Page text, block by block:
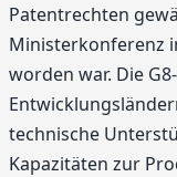
Patentrechten
Ministerkonferenz
worden war. Die
technische
Kapazitäten zur